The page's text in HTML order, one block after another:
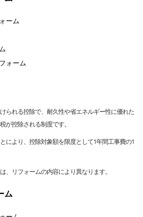
ーム
ォーム
られる控除で、耐久性や省エネルギー性に優れた
が控除される制度です。
により、控除対象額を限度として1年間工事費の1
、リフォームの内容により異なります。
ム